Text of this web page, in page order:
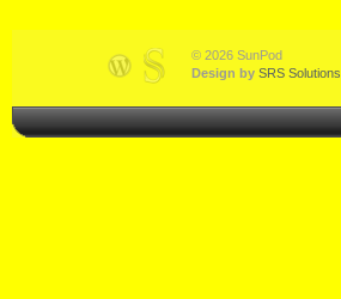
© 2026 SunPod
Design by SRS Solutions